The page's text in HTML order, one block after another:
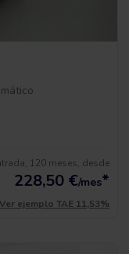
120 meses, desde
228,50 €/mes*
ejemplo TAE 11,53%